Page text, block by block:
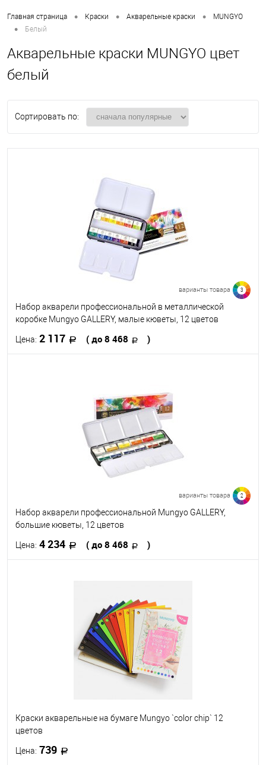
Главная страница • Краски • Акварельные краски • MUNGYO
• Белый
Акварельные краски MUNGYO цвет
белый
Сортировать по:
варианты товара 3
Набор акварели профессиональной в металлической
коробке Mungyo GALLERY, малые кюветы, 12 цветов
Цена: 2 117 ( до 8 468 )
В наличии
24 48
варианты товара 2
Набор акварели профессиональной Mungyo GALLERY,
большие кюветы, 12 цветов
Цена: 4 234 ( до 8 468 )
В наличии
24
Краски акварельные на бумаге Mungyo `color chip` 12
цветов
Цена: 739